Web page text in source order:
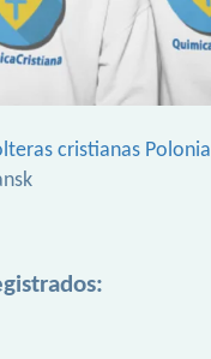
cristianas Polonia